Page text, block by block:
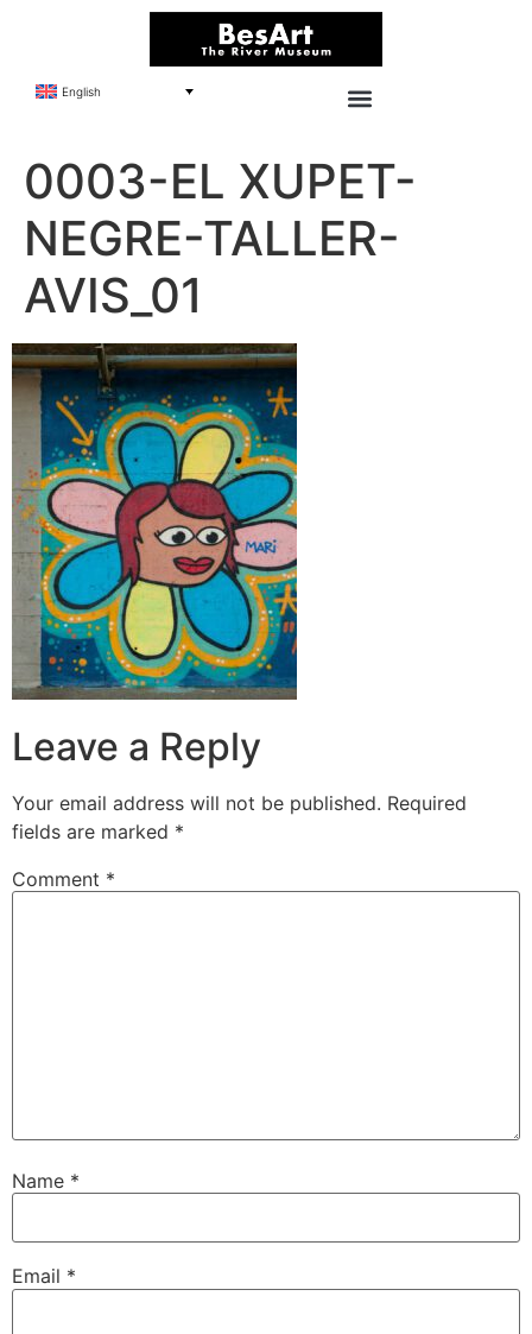
English
0003-EL XUPET-
NEGRE-TALLER-
AVIS_01
Leave a Reply
Your email address will not be published. Required
fields are marked *
Comment *
Name *
Email *